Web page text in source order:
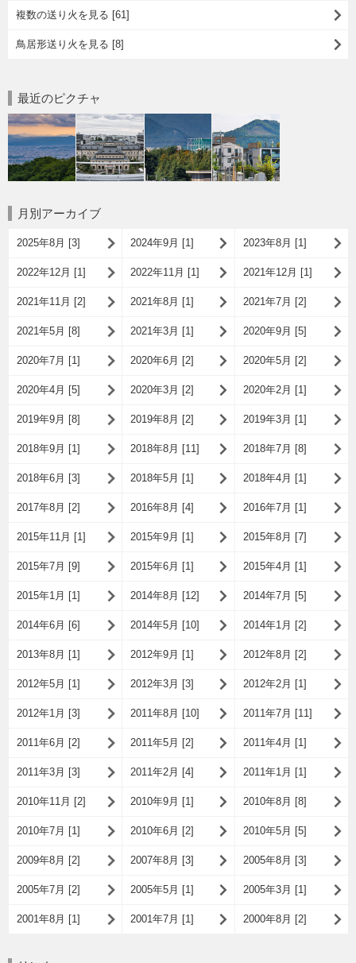
複数の送り火を見る [61]
鳥居形送り火を見る [8]
最近のピクチャ
月別アーカイブ
2025年8月 [3] 2024年9月 [1] 2023年8月 [1]
2022年12月 [1] 2022年11月 [1] 2021年12月 [1]
2021年11月 [2] 2021年8月 [1] 2021年7月 [2]
2021年5月 [8] 2021年3月 [1] 2020年9月 [5]
2020年7月 [1] 2020年6月 [2] 2020年5月 [2]
2020年4月 [5] 2020年3月 [2] 2020年2月 [1]
2019年9月 [8] 2019年8月 [2] 2019年3月 [1]
2018年9月 [1] 2018年8月 [11] 2018年7月 [8]
2018年6月 [3] 2018年5月 [1] 2018年4月 [1]
2017年8月 [2] 2016年8月 [4] 2016年7月 [1]
2015年11月 [1] 2015年9月 [1] 2015年8月 [7]
2015年7月 [9] 2015年6月 [1] 2015年4月 [1]
2015年1月 [1] 2014年8月 [12] 2014年7月 [5]
2014年6月 [6] 2014年5月 [10] 2014年1月 [2]
2013年8月 [1] 2012年9月 [1] 2012年8月 [2]
2012年5月 [1] 2012年3月 [3] 2012年2月 [1]
2012年1月 [3] 2011年8月 [10] 2011年7月 [11]
2011年6月 [2] 2011年5月 [2] 2011年4月 [1]
2011年3月 [3] 2011年2月 [4] 2011年1月 [1]
2010年11月 [2] 2010年9月 [1] 2010年8月 [8]
2010年7月 [1] 2010年6月 [2] 2010年5月 [5]
2009年8月 [2] 2007年8月 [3] 2005年8月 [3]
2005年7月 [2] 2005年5月 [1] 2005年3月 [1]
2001年8月 [1] 2001年7月 [1] 2000年8月 [2]